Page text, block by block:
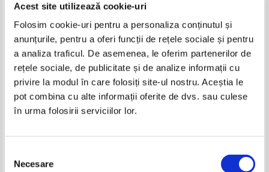
Acest site utilizează cookie-uri
Folosim cookie-uri pentru a personaliza conținutul și
anunțurile, pentru a oferi funcții de rețele sociale și pentru
a analiza traficul. De asemenea, le oferim partenerilor de
rețele sociale, de publicitate și de analize informații cu
privire la modul în care folosiți site-ul nostru. Aceștia le
pot combina cu alte informații oferite de dvs. sau culese
în urma folosirii serviciilor lor.
consimțământului
Necesare
Robert J. Wieland - L'Evangile
dans l'Apocalypse
Pret: 26,00Lei 10,40 Lei
Adaugă în coș
Sotos Hondropoulos - Sfantul
Nectarie, sfantul secolului
Pret:16,00Lei 9,60 Lei
Adaugă în coș